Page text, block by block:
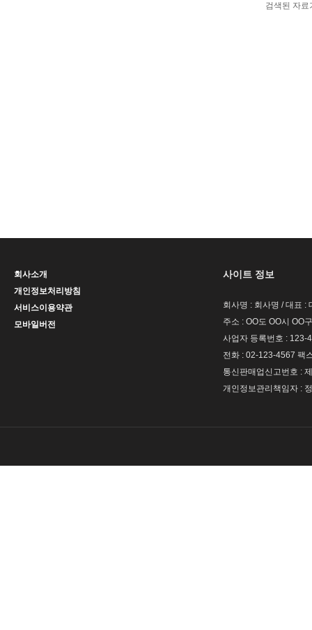
검색된 자료
회사소개
개인정보처리방침
서비스이용약관
모바일버전
사이트 정보
회사명 : 회사명 / 대표 :
주소 : OO도 OO시 OO
사업자 등록번호 : 123-
전화 : 02-123-4567 팩
통신판매업신고번호 :
개인정보관리책임자 :